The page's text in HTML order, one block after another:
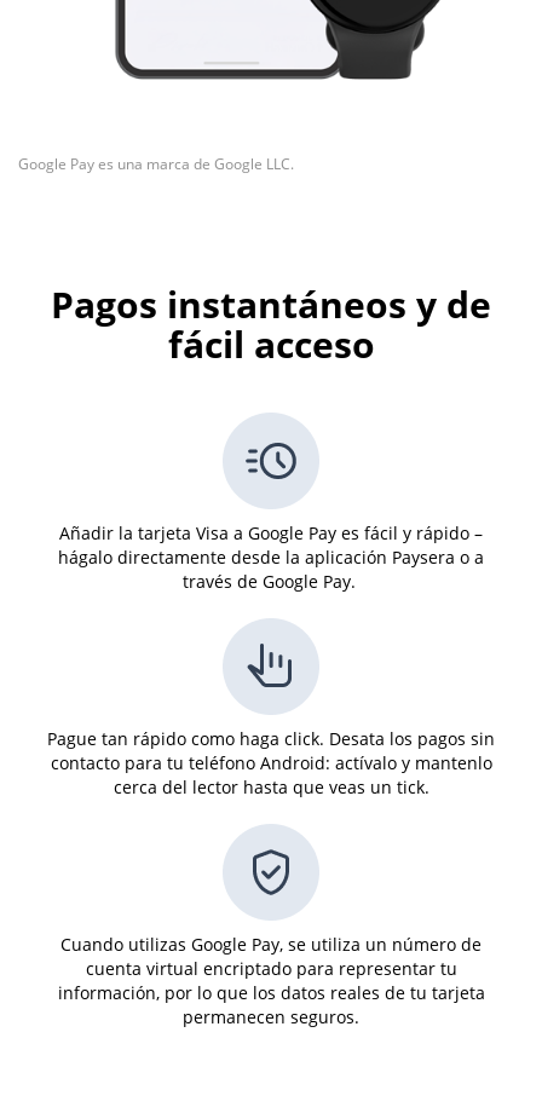
Google Pay es una marca de Google LLC.
Pagos instantáneos y de
fácil acceso
Añadir la tarjeta Visa a Google Pay es fácil y rápido –
hágalo directamente desde la aplicación Paysera o a
través de Google Pay.
Pague tan rápido como haga click. Desata los pagos sin
contacto para tu teléfono Android: actívalo y mantenlo
cerca del lector hasta que veas un tick.
Cuando utilizas Google Pay, se utiliza un número de
cuenta virtual encriptado para representar tu
información, por lo que los datos reales de tu tarjeta
permanecen seguros.